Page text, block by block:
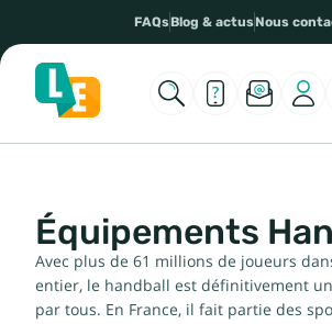
FAQsBlog & actusNous
Équipements
Avec plus de 61 millions de joueurs
entier, le handball est définitivement
par tous. En France, il fait partie des